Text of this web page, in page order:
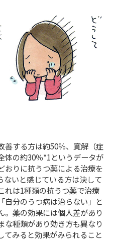
善する方は約50％、寛解（症
体の約30％*1というデータが
おりに抗うつ薬による治療を
ないと感じている方は決して
れは1種類の抗うつ薬で治療
自分のうつ病は治らない」と
。薬の効果には個人差があり
な種類があり効き方も異なり
てみると効果がみられること